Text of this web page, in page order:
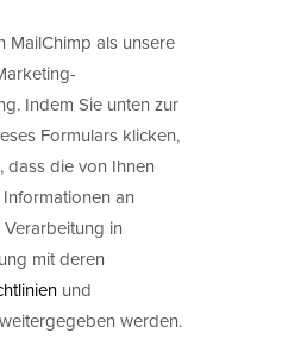
MailChimp als unsere
Indem Sie unten zur
Formulars klicken,
dass die von Ihnen
an
in
mit deren
und
weitergegeben werden.